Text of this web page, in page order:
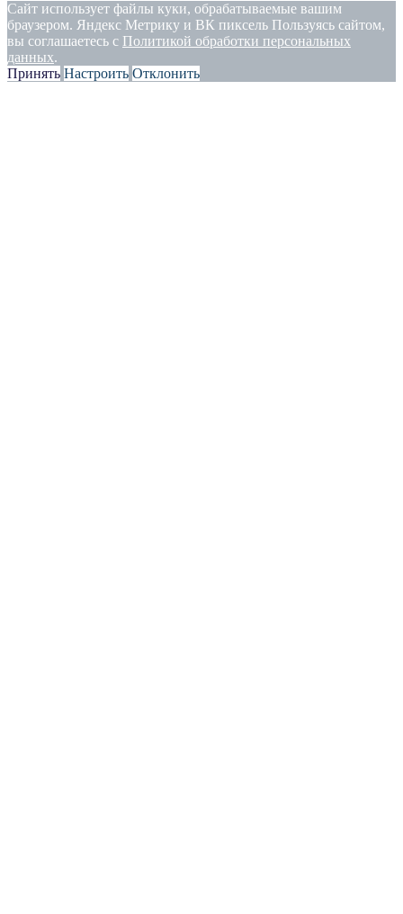
Сайт использует файлы куки, обрабатываемые вашим
браузером. Яндекс Метрику и ВК пиксель Пользуясь сайтом,
вы соглашаетесь с Политикой обработки персональных
данных.
Принять Настроить Отклонить